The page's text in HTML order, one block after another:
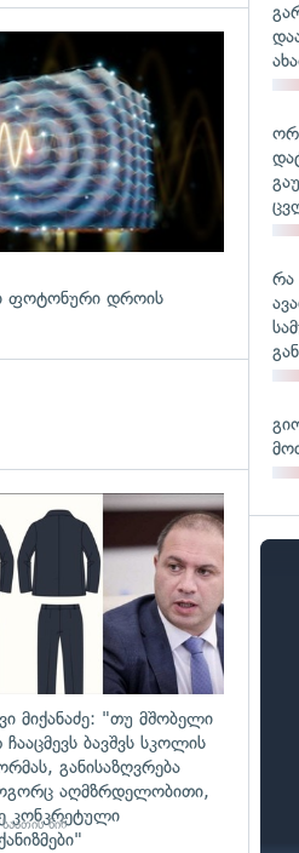
ფოტონური დროის
მიქანაძე: "თუ მშობელი
ჩააცმევს ბავშვს სკოლის
განისაზღვრება
აღმზრდელობითი,
კონკრეტული
წინ
რა